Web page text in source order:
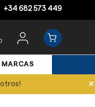
+34 682 573 449
MARCAS
×